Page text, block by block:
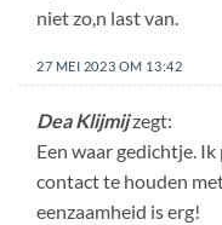
niet zo,n last van.
27 MEI 2023 OM 13:42
Dea Klijmijzegt:
Een waar gedichtje.
contact te houden
eenzaamheid is erg!